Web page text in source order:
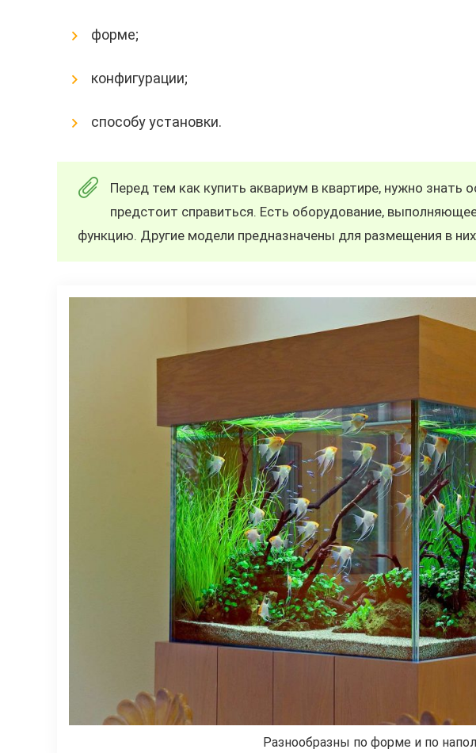
форме;
конфигурации;
способу установки.
Перед тем как купить аквариум в квартире, нужно знать
предстоит справиться. Есть оборудование,
функцию. Другие модели предназначены для размещения в
Разнообразны по форме и по